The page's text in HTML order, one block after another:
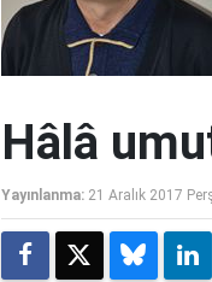
Hâlâ
Yayınlanma: 21 Aralık 2017